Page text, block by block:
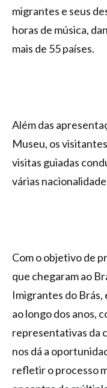
migrantes e seus
horas de música,
mais de 55 países.
Além das
Museu, os
visitas guiadas
várias
Com o objetivo de
que chegaram ao
Imigrantes do
ao longo dos anos,
representativas da
nos dá a
refletir o processo